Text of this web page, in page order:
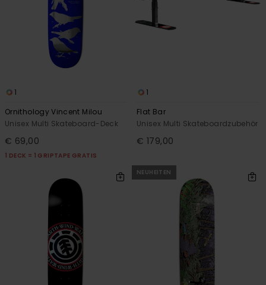
1
Ornithology Vincent Milou
Unisex Multi Skateboard-Deck
€ 69,00
1 DECK = 1 GRIPTAPE GRATIS
1
Flat Bar
Unisex Multi Skateboardzubehör
€ 179,00
NEUHEITEN